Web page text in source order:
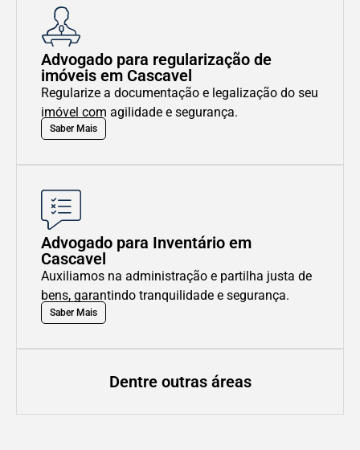
Advogado para regularização de
imóveis em Cascavel
Regularize a documentação e legalização do seu
imóvel com agilidade e segurança.
Saber Mais
Advogado para Inventário em
Cascavel
Auxiliamos na administração e partilha justa de
bens, garantindo tranquilidade e segurança.
Saber Mais
Dentre outras áreas